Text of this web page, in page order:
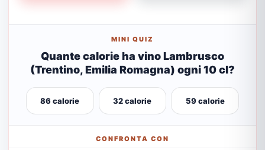
MINI QUIZ
Quante calorie ha vino Lambrusco
(Trentino, Emilia Romagna) ogni 10 cl?
86 calorie 32 calorie 59 calorie
CONFRONTA CON